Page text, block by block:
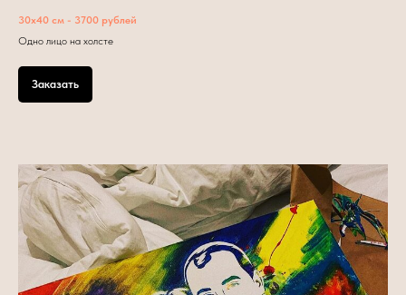
30х40 см - 3700 рублей
Одно лицо на холсте
Заказать